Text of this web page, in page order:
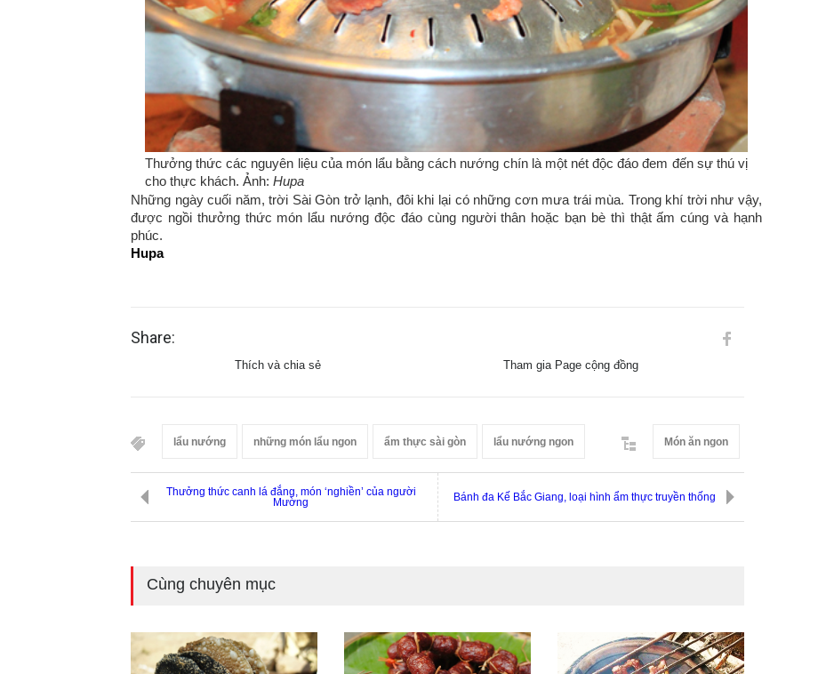
Thưởng thức các nguyên liệu của món lẩu bằng cách nướng chín là một nét độc đáo đem đến sự thú vị
cho thực khách. Ảnh: Hupa
Những ngày cuối năm, trời Sài Gòn trở lạnh, đôi khi lại có những cơn mưa trái mùa. Trong khí trời như vậy,
được ngồi thưởng thức món lẩu nướng độc đáo cùng người thân hoặc bạn bè thì thật ấm cúng và hạnh
phúc.
Hupa
Share:
Thích và chia sẻ Tham gia Page cộng đồng
lẩu nướng những món lẩu ngon ẩm thực sài gòn lẩu nướng ngon Món ăn ngon
Thưởng thức canh lá đắng, món ‘nghiền’ của người
Mường
Bánh đa Kế Bắc Giang, loại hình ẩm thực truyền thống
Cùng chuyên mục